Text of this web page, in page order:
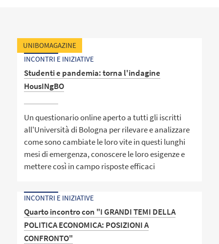
UNIBOMAGAZINE
INCONTRI E INIZIATIVE
Studenti e pandemia: torna l'indagine
HousINgBO
Un questionario online aperto a tutti gli iscritti
all'Università di Bologna per rilevare e analizzare
come sono cambiate le loro vite in questi lunghi
mesi di emergenza, conoscere le loro esigenze e
mettere così in campo risposte efficaci
INCONTRI E INIZIATIVE
Quarto incontro con "I GRANDI TEMI DELLA
POLITICA ECONOMICA: POSIZIONI A
CONFRONTO"